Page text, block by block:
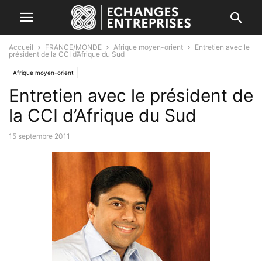
Accueil FRANCE/MONDE Afrique moyen-orient
Entretien avec le
président de la CCI d’Afrique du Sud
Afrique moyen-orient
Entretien avec le président de
la CCI d’Afrique du Sud
15 septembre 2011